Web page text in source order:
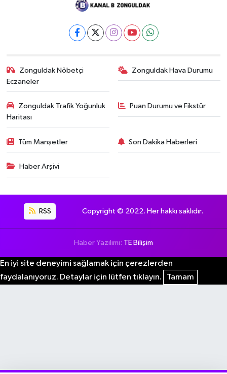
Zonguldak Nöbetçi
Eczaneler
Zonguldak Hava Durumu
Zonguldak Trafik Yoğunluk
Haritası
Puan Durumu ve Fikstür
Tüm Manşetler Son Dakika Haberleri
Haber Arşivi
RSS Copyright © 2022. Her hakkı saklıdır.
Haber Yazılımı: TE Bilişim
En iyi site deneyimi sağlamak için çerezlerden
faydalanıyoruz. Detaylar için lütfen tıklayın.
Tamam